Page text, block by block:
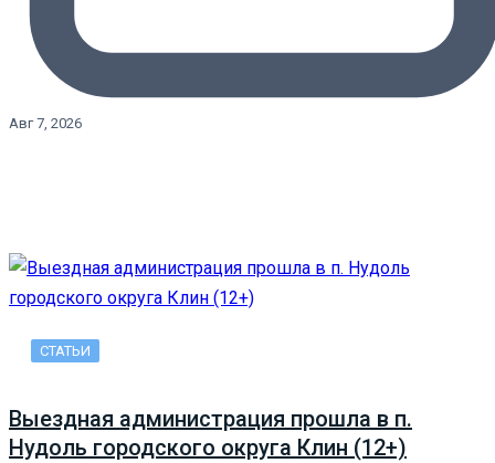
Авг 7, 2026
СТАТЬИ
Выездная администрация прошла в п.
Нудоль городского округа Клин (12+)